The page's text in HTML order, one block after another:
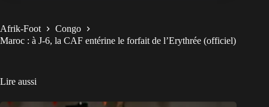
Afrik-Foot
Congo
Maroc : à J-6, la CAF entérine le forfait de l’Erythrée (officiel)
Lire aussi